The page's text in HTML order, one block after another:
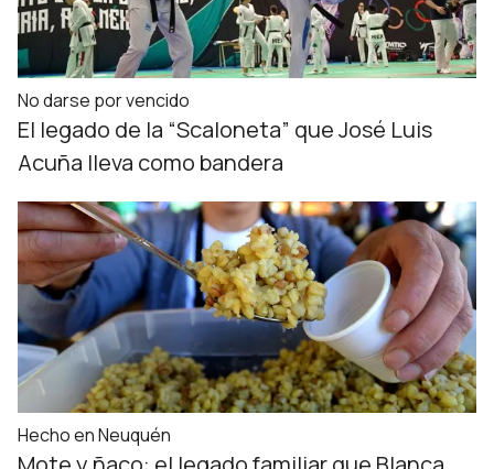
No darse por vencido
El legado de la “Scaloneta” que José Luis
Acuña lleva como bandera
Hecho en Neuquén